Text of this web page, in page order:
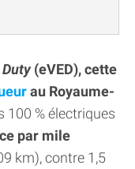
(eVED), cette
au Royaume-
100 % électriques
par mile
km), contre 1,5